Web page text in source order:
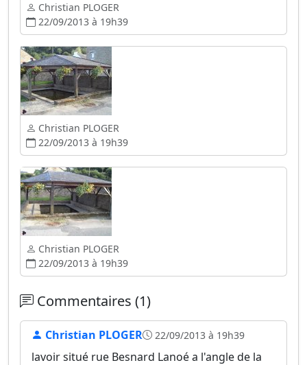
Christian PLOGER
22/09/2013 à 19h39
Christian PLOGER
22/09/2013 à 19h39
Christian PLOGER
22/09/2013 à 19h39
Commentaires (1)
Christian PLOGER 22/09/2013 à 19h39
lavoir situé rue Besnard Lanoé a l'angle de la